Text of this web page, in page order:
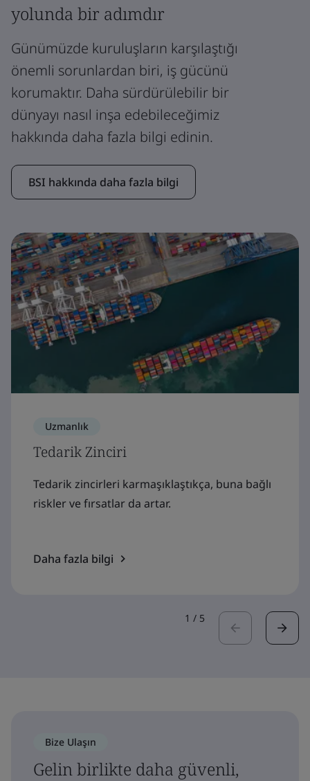
yolunda bir adımdır
Günümüzde kuruluşların karşılaştığı
önemli sorunlardan biri, iş gücünü
korumaktır. Daha sürdürülebilir bir
dünyayı nasıl inşa edebileceğimiz
hakkında daha fazla bilgi edinin.
BSI hakkında daha fazla bilgi
Uzmanlık
Tedarik Zinciri
Tedarik zincirleri karmaşıklaştıkça, buna bağlı
riskler ve fırsatlar da artar.
Daha fazla bilgi
1 / 5
Bize Ulaşın
Gelin birlikte daha güvenli,